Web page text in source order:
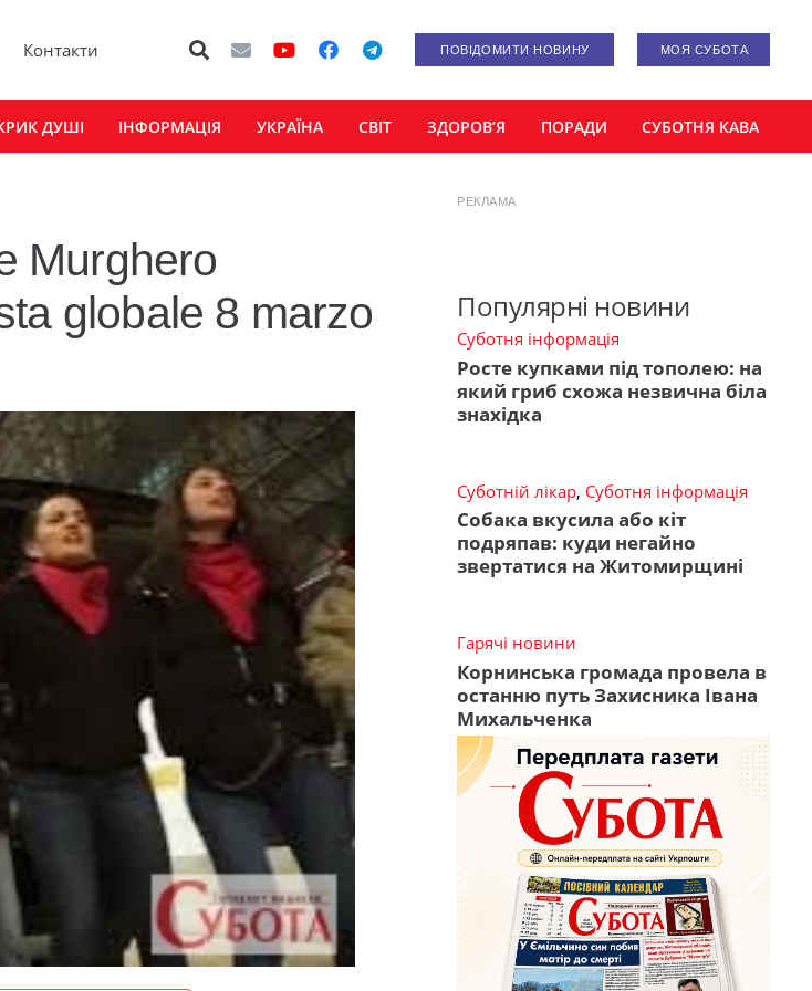
Контакти ПОВІДОМИТИ НОВИНУ МОЯ СУБОТА
ДУШІ ІНФОРМАЦІЯ УКРАЇНА СВІТ ЗДОРОВ’Я ПОРАДИ СУБОТНЯ КАВА
Murghero
globale 8 marzo
РЕКЛАМА
Популярні новини
Суботня інформація
Росте купками під тополею: на
який гриб схожа незвична біла
знахідка
Суботній лікар, Суботня інформація
Собака вкусила або кіт
подряпав: куди негайно
звертатися на Житомирщині
Гарячі новини
Корнинська громада провела в
останню путь Захисника Івана
Михальченка